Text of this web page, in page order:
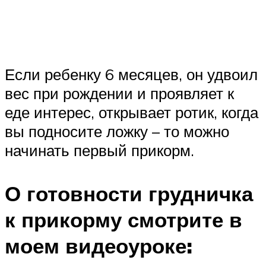
Если ребенку 6 месяцев, он удвоил
вес при рождении и проявляет к
еде интерес, открывает ротик, когда
вы подносите ложку – то можно
начинать первый прикорм.
О готовности грудничка
к прикорму смотрите в
моем видеоуроке: